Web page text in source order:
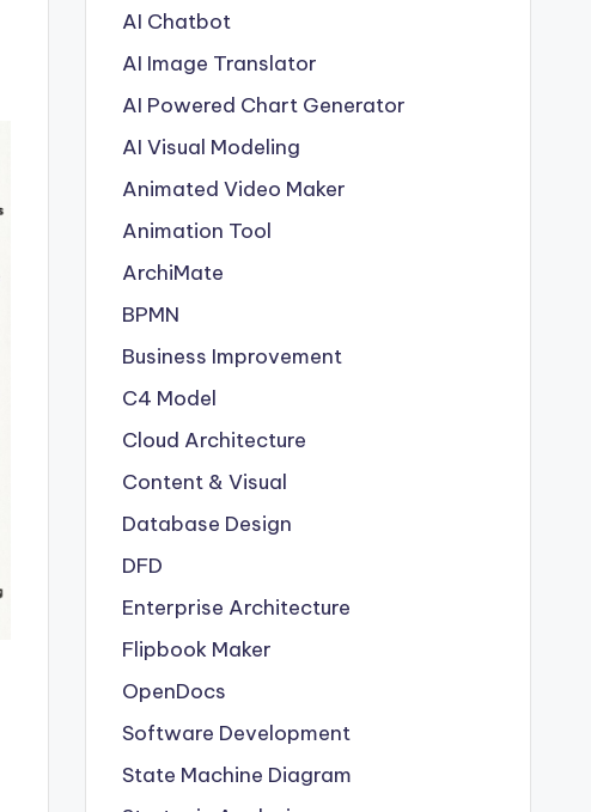
AI Chatbot
AI Image Translator
AI Powered Chart Generator
AI Visual Modeling
Animated Video Maker
Animation Tool
ArchiMate
BPMN
Business Improvement
C4 Model
Cloud Architecture
Content & Visual
Database Design
DFD
Enterprise Architecture
Flipbook Maker
OpenDocs
Software Development
State Machine Diagram